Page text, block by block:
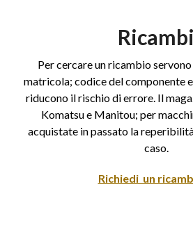
Ricambi
Per cercare un ricambio
matricola; codice del componente
riducono il rischio di errore. Il
Komatsu e Manitou; per
acquistate in passato la
caso.
Richiedi un